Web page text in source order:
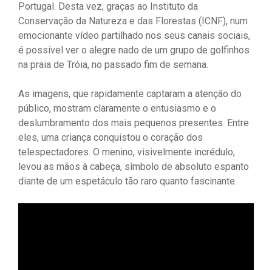
Portugal. Desta vez, graças ao Instituto da
Conservação da Natureza e das Florestas (ICNF), num
emocionante vídeo partilhado nos seus canais sociais,
é possível ver o alegre nado de um grupo de golfinhos
na praia de Tróia, no passado fim de semana.
As imagens, que rapidamente captaram a atenção do
público, mostram claramente o entusiasmo e o
deslumbramento dos mais pequenos presentes. Entre
eles, uma criança conquistou o coração dos
telespectadores. O menino, visivelmente incrédulo,
levou as mãos à cabeça, símbolo de absoluto espanto
diante de um espetáculo tão raro quanto fascinante.